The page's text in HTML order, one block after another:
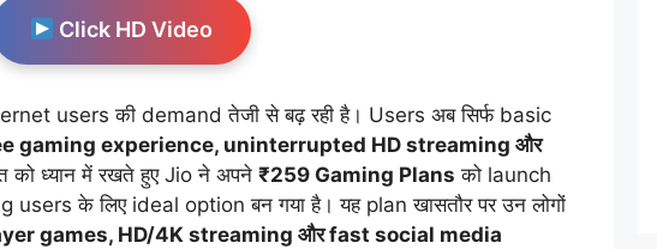
Click HD Video
users की demand तेजी से बढ़ रही है। Users अब सिर्फ basic
gaming experience, uninterrupted HD streaming और
को ध्यान में रखते हुए Jio ने अपने ₹259 Gaming Plans को launch
के लिए ideal option बन गया है। यह plan खासतौर पर उन लोगों
games, HD/4K streaming और fast social media